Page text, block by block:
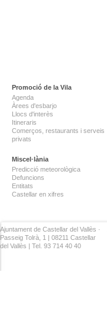
Promoció de la Vila
Agenda
Àrees d'esbarjo
Llocs d'interès
Itineraris
Comerços, restaurants i serveis
privats
Miscel·lània
Predicció meteorològica
Defuncions
Entitats
Castellar en xifres
Ajuntament de Castellar del Vallès ·
Passeig Tolrà, 1 | 08211 Castellar
del Vallès | Tel. 93 714 40 40